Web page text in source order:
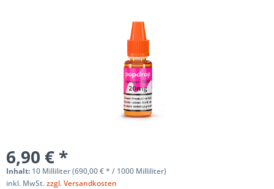
6,90 € *
Inhalt: 10 Milliliter (690,00 € * / 1000 Milliliter)
inkl. MwSt.zzgl. Versandkosten